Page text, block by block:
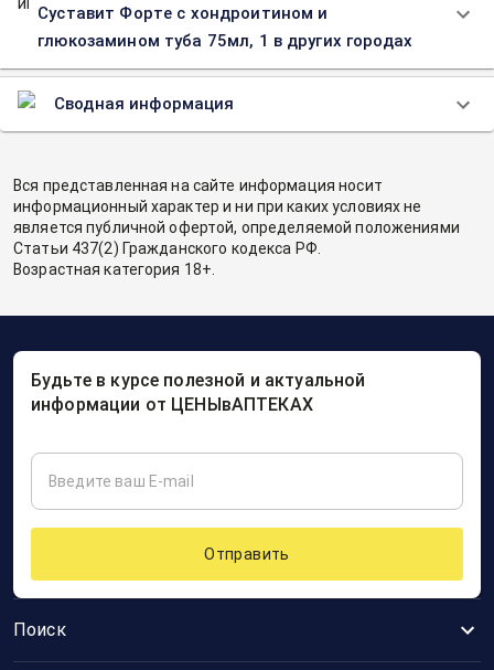
Суставит Форте с хондроитином и
глюкозамином туба 75мл, 1 в других городах
Сводная информация
Вся представленная на сайте информация носит
информационный характер и ни при каких условиях не
является публичной офертой, определяемой положениями
Статьи 437(2) Гражданского кодекса РФ.
Возрастная категория 18+.
Поиск
Будьте в курсе полезной и актуальной
информации от ЦЕНЫвАПТЕКАХ
Отправить